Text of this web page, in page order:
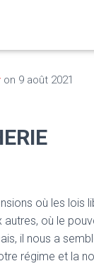
on 9 août 2021
où les lois
autres, où le
il nous a
régime et la